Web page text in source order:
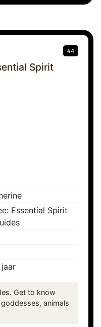
#4
Spirit
Essential Spirit
Get to know
animals